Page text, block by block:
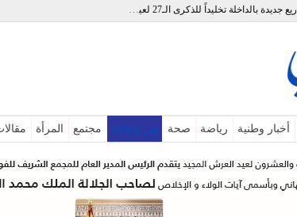
بالفيديو : تدشين وإطلاق مشاريع جديدة بالداخلة تخليداً للذكرى الـ27 لعيد العرش
أخبار وطنية رياضة صحة فن وثقافة مجتمع المرأة